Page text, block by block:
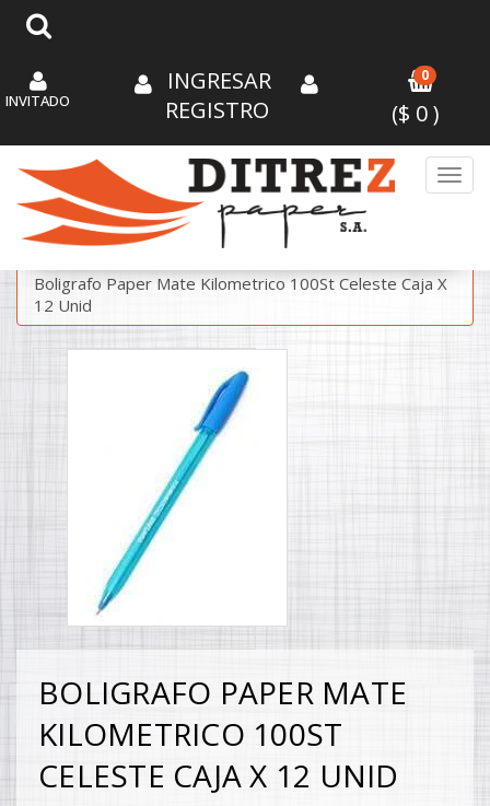
INVITADO
INGRESAR
REGISTRO
0
($ 0)
Boligrafo Paper Mate Kilometrico 100St Celeste Caja X
12 Unid
BOLIGRAFO PAPER MATE
KILOMETRICO 100ST
CELESTE CAJA X 12 UNID